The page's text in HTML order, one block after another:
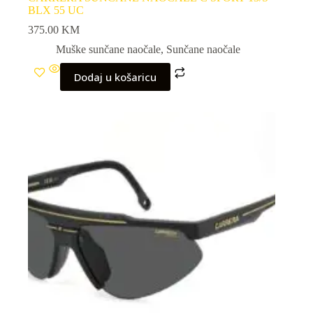
BLX 55 UC
375.00 KM
Muške sunčane naočale, Sunčane naočale
Dodaj u košaricu